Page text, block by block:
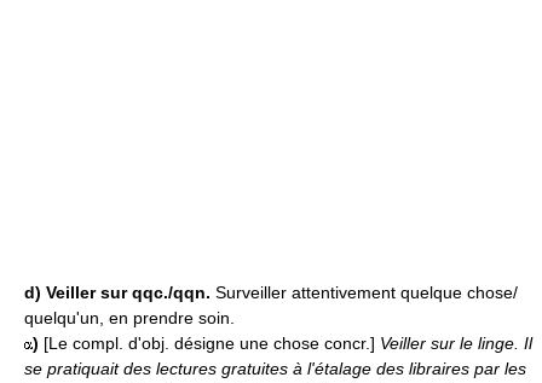
d) Veiller sur qqc./qqn. Surveiller attentivement quelque chose/
quelqu'un, en prendre soin.
) [Le compl. d'obj. désigne une chose concr.] Veiller sur le linge. Il
se pratiquait des lectures gratuites à l'étalage des libraires par les